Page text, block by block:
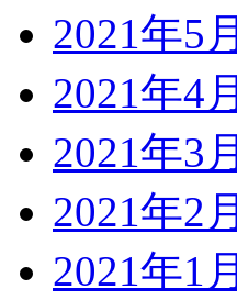
2021年5月
2021年4月
2021年3月
2021年2月
2021年1月